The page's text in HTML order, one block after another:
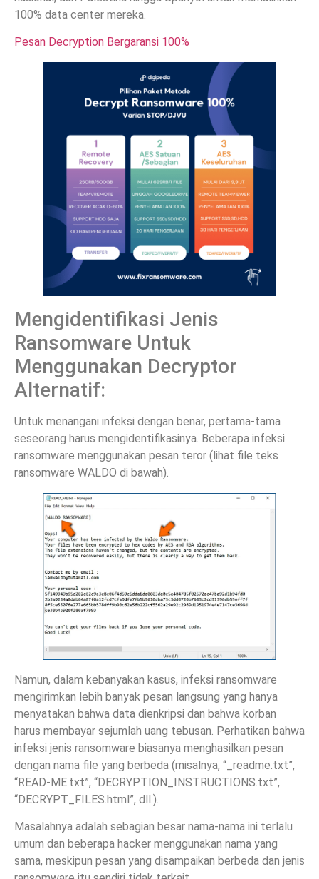
100% data center mereka.
Pesan Decryption Bergaransi 100%
Mengidentifikasi Jenis
Ransomware Untuk
Menggunakan Decryptor
Alternatif:
Untuk menangani infeksi dengan benar, pertama-tama
seseorang harus mengidentifikasinya. Beberapa infeksi
ransomware menggunakan pesan teror (lihat file teks
ransomware WALDO di bawah).
Namun, dalam kebanyakan kasus, infeksi ransomware
mengirimkan lebih banyak pesan langsung yang hanya
menyatakan bahwa data dienkripsi dan bahwa korban
harus membayar sejumlah uang tebusan. Perhatikan bahwa
infeksi jenis ransomware biasanya menghasilkan pesan
dengan nama file yang berbeda (misalnya, “_readme.txt”,
“READ-ME.txt”, “DECRYPTION_INSTRUCTIONS.txt”,
“DECRYPT_FILES.html”, dll.).
Masalahnya adalah sebagian besar nama-nama ini terlalu
umum dan beberapa hacker menggunakan nama yang
sama, meskipun pesan yang disampaikan berbeda dan jenis